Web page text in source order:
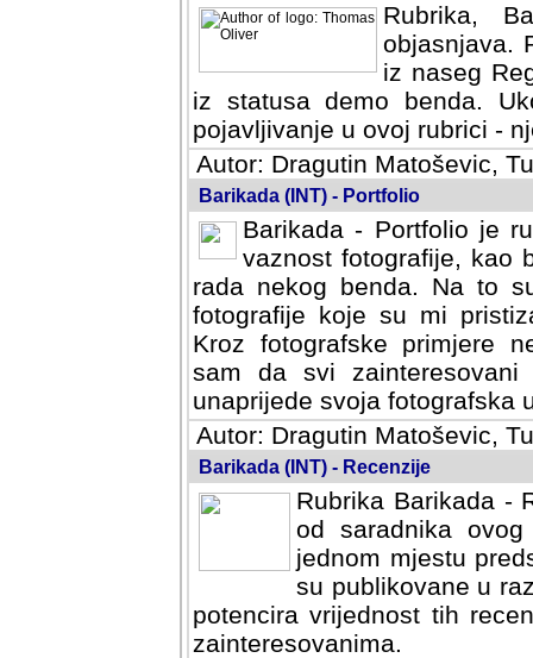
Rubrika,
objasnjava.
iz naseg
iz statusa demo benda.
pojavljivanje u ovoj rubrici -
Autor: Dragutin Matoševic,
Barikada (INT) - Portfolio
Barikada - Portfolio je
vaznost fotografije, kao
rada nekog benda. Na to
fotografije koje su mi
fotografske primjere
svi zainteresovani
svoja fotografska umijeca.
Autor: Dragutin Matoševic,
Barikada (INT) - Recenzije
Rubrika Barikada -
od saradnika
jednom mjestu
su publikovane u
potencira vrijednost tih
zainteresovanima.